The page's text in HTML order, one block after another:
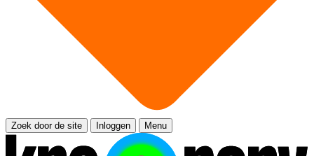
Zoek door de site Inloggen Menu